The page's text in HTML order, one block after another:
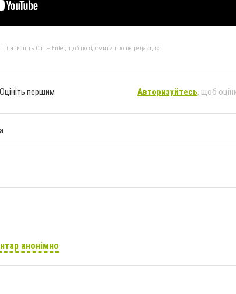
натисніть Ctrl + Enter, щоб повідомити про це редакцію
Оцініть першим Авторизуйтесь, щоб
анонімно